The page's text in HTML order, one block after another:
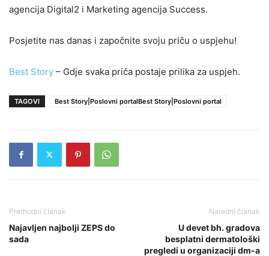
agencija Digital2 i Marketing agencija Success.
Posjetite nas danas i započnite svoju priču o uspjehu!
Best Story – Gdje svaka priča postaje prilika za uspjeh.
TAGOVI Best Story|Poslovni portalBest Story|Poslovni portal
Prethodni članak
Najavljen najbolji ZEPS do
sada
Naredni članak
U devet bh. gradova
besplatni dermatološki
pregledi u organizaciji dm-a